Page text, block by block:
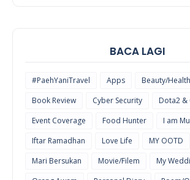
BACA LAGI
#PaehYaniTravel Apps
Beauty/Health
Book Review
Cyber Security
Dota2 &
Event Coverage
Food Hunter
I am
Iftar Ramadhan
Love Life
MY OOTD
Mari Bersukan
Movie/Filem
My